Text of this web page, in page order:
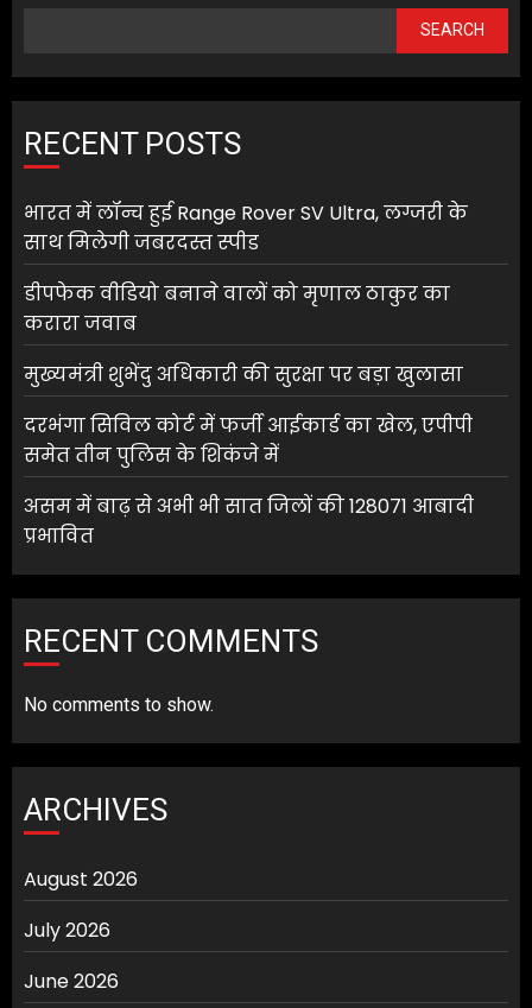
SEARCH
RECENT POSTS
भारत में लॉन्च हुई Range Rover SV Ultra, लग्जरी के
साथ मिलेगी जबरदस्त स्पीड
डीपफेक वीडियो बनाने वालों को मृणाल ठाकुर का
करारा जवाब
मुख्यमंत्री शुभेंदु अधिकारी की सुरक्षा पर बड़ा खुलासा
दरभंगा सिविल कोर्ट में फर्जी आईकार्ड का खेल, एपीपी
समेत तीन पुलिस के शिकंजे में
असम में बाढ़ से अभी भी सात जिलों की 128071 आबादी
प्रभावित
RECENT COMMENTS
No comments to show.
ARCHIVES
August 2026
July 2026
June 2026